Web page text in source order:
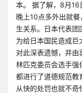
本。 据了解，8月16
晚上10点多外出就
生关系。日本代表团
为给日本国民造成
对此深表遗憾，并由
林匹克委员会选手强
都进行了道德规范教
从快的处罚也就不